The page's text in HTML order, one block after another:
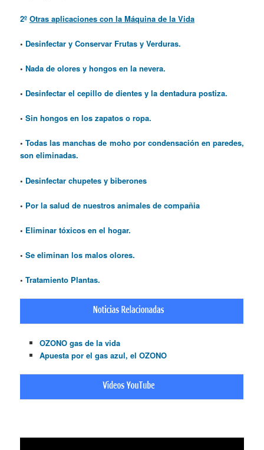
2ºOtras aplicaciones con la Máquina de la Vida
• Desinfectar y Conservar Frutas y Verduras.
•Nada de olores y hongos en la nevera.
• Desinfectar el cepillo de dientes y la dentadura postiza.
•Sin hongos en los zapatos o ropa.
•Todas las manchas de moho por condensación en paredes,
son eliminadas.
• Desinfectar chupetes y biberones
• Por la salud de nuestros animales de compañia
• Eliminar tóxicos en el hogar.
•Se eliminan los malos olores.
•Tratamiento Plantas.
OZONO gas de la vida
Apuesta por el gas azul, el OZONO